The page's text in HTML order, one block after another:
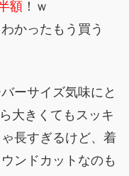
額 ！ｗ
かったもう買う
ーサイズ気味にと
大きくてもスッキ
長すぎるけど、着
ンドカットなのも